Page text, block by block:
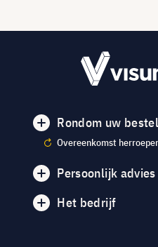
Rondom uw
Overeenkomst
Persoonlijk advies
Het bedrijf